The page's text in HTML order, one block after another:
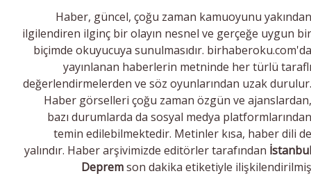
Haber, güncel, çoğu zaman kamuoyunu yakından
ilgilendiren ilginç bir olayın nesnel ve gerçeğe uygun bir
biçimde okuyucuya sunulmasıdır. birhaberoku.com'da
yayınlanan haberlerin metninde her türlü taraflı
değerlendirmelerden ve söz oyunlarından uzak durulur.
Haber görselleri çoğu zaman özgün ve ajanslardan,
bazı durumlarda da sosyal medya platformlarından
temin edilebilmektedir. Metinler kısa, haber dili de
yalındır. Haber arşivimizde editörler tarafından İstanbul
Depremson dakika etiketiyle ilişkilendirilmiş